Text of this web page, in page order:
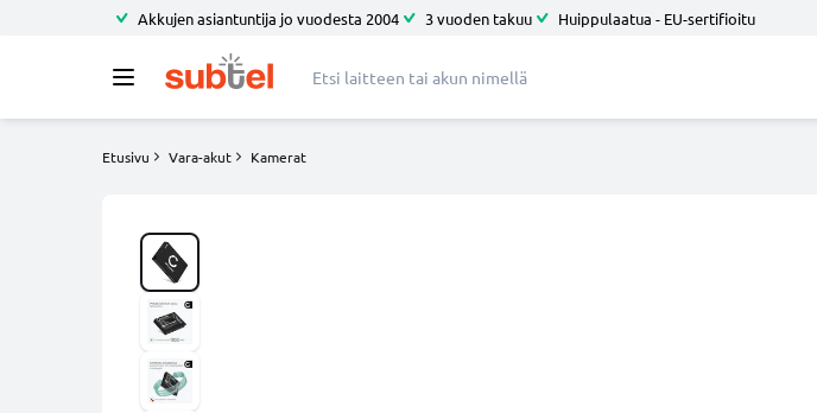
Akkujen asiantuntija jo vuodesta 2004 3 vuoden takuu Huippulaatua - EU-sertifioitu
Etusivu Vara-akut Kamerat